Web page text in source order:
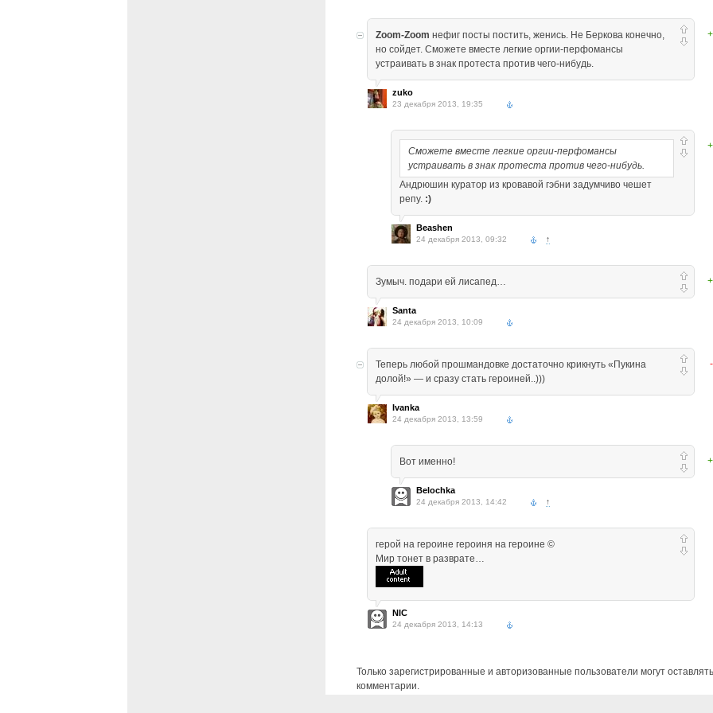
Zoom-Zoom нефиг посты постить, женись. Не Беркова конечно,
но сойдет. Сможете вместе легкие оргии-перфомансы
устраивать в знак протеста против чего-нибудь.
zuko
23 декабря 2013, 19:35
Сможете вместе легкие оргии-перфомансы
устраивать в знак протеста против чего-нибудь.
Андрюшин куратор из кровавой гэбни задумчиво чешет
репу. :)
Beashen
24 декабря 2013, 09:32 ↑
Зумыч. подари ей лисапед…
Santa
24 декабря 2013, 10:09
Теперь любой прошмандовке достаточно крикнуть «Пукина
долой!» — и сразу стать героиней..)))
Ivanka
24 декабря 2013, 13:59
Вот именно!
Belochka
24 декабря 2013, 14:42 ↑
герой на героине героиня на героине ©
Мир тонет в разврате…
NIC
24 декабря 2013, 14:13
Только зарегистрированные и авторизованные пользователи могут оставлять
комментарии.